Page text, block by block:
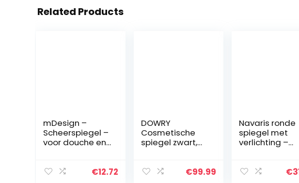
Related Products
mDesign –
Scheerspiegel –
voor douche en
opmaken –
€12.72
DOWRY
Cosmetische
spiegel zwart,
wandspiegel in
€99.99
Navaris ronde
spiegel met
verlichting –
LED-
€